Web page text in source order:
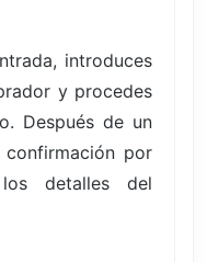
introduces
y procedes
Después de un
por
detalles del